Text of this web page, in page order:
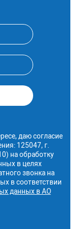
даю согласие
125047, г.
на обработку
в целях
звонка на
в соответствии
данных в АО